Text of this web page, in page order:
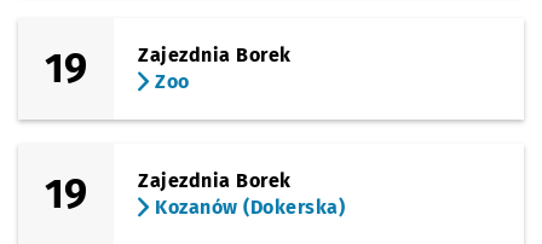
19
Zajezdnia Borek
Zoo
19
Zajezdnia Borek
Kozanów (Dokerska)